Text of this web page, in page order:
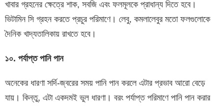
খাবার গ্রহনের ক্ষেত্রে শাক, সবজি এবং ফলমূলকে প্রাধান্য দিতে হবে।
ভিটামিন সি গ্রহন করতে প্রচুর পরিমাণে। লেবু, কমলালেবুর মতো ফলগুলোকে
দৈনিক খাদ্যতালিকায় রাখতে হবে।
১০. পর্যাপ্ত পানি পান
অনেকের ধারণা সর্দি-জ্বরের সময় পানি পান করলে এটার প্রভাব আরো বেড়ে
যায়। কিন্তু, এটা একদমই ভুল ধারণা। বরং পর্যাপ্ত পরিমাণে পানি পান করার